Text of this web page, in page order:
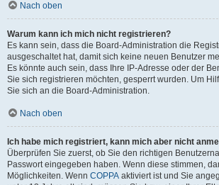
Nach oben
Warum kann ich mich nicht registrieren?
Es kann sein, dass die Board-Administration die
ausgeschaltet hat, damit sich keine neuen Benutzer
Es könnte auch sein, dass Ihre IP-Adresse oder der
Sie sich registrieren möchten, gesperrt wurden. Um
Sie sich an die Board-Administration.
Nach oben
Ich habe mich registriert, kann mich aber nicht
Überprüfen Sie zuerst, ob Sie den richtigen
Passwort eingegeben haben. Wenn diese stimmen,
Möglichkeiten. Wenn COPPA aktiviert ist und Sie